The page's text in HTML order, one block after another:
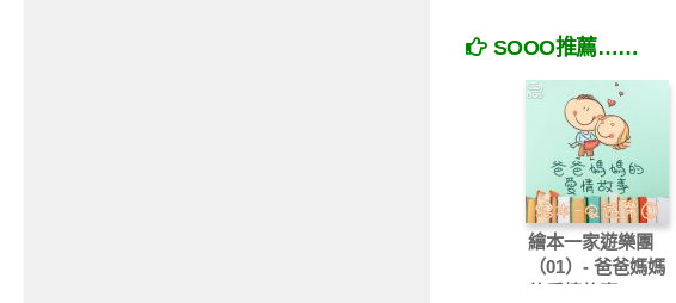
SOOO推薦……
繪本一家遊樂團
（01）- 爸爸媽媽